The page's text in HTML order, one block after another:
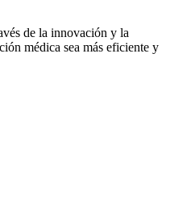
de la innovación y la
médica sea más eficiente y